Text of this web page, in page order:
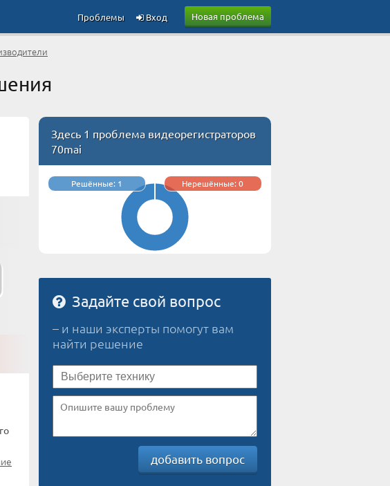
Новая проблема
Вход
Проблемы
Здесь 1 проблема видеорегистраторов
70mai
Решённые: 1 Нерешённые: 0
Задайте свой вопрос
– и наши эксперты помогут вам
найти решение
добавить вопрос